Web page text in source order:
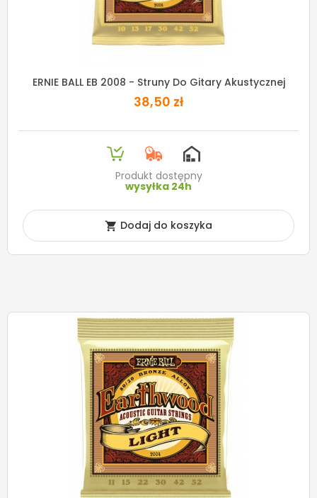
ERNIE BALL EB 2008 - Struny Do Gitary Akustycznej
38,50 zł
Produkt dostępny
wysyłka 24h
 Dodaj do koszyka